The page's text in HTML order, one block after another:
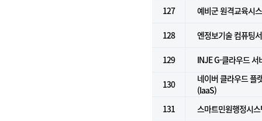
127
예비군 원격교육시
128 엔정보기술 컴퓨팅
129 INJE G-클라우드 서
130
네이버 클라우드 플
(IaaS)
131
스마트민원행정시